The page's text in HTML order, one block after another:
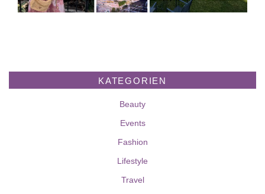
KATEGORIEN
Beauty
Events
Fashion
Lifestyle
Travel